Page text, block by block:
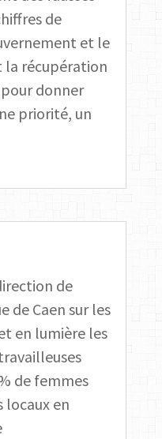
de
et le
récupération
donner
priorité, un
de
de Caen sur les
en lumière les
de femmes
en